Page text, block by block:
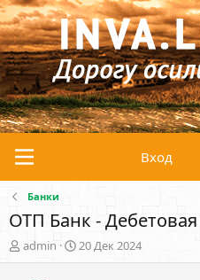
Вход
Банки
ОТП Банк - Дебетовая
А
в
admin
Д
а
20 Дек 2024